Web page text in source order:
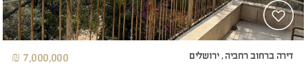
דירה ברחוב רחביה , ירושלים 7,000,000 ₪